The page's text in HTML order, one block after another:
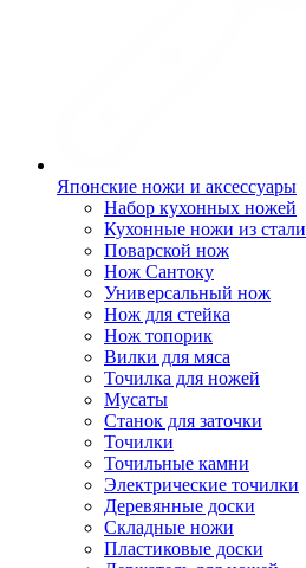
Японские ножи и аксессуары
Набор кухонных ножей
Кухонные ножи из стали
Поварской нож
Нож Сантоку
Универсальный нож
Нож для стейка
Нож топорик
Вилки для мяса
Точилка для ножей
Мусаты
Станок для заточки
Точилки
Точильные камни
Электрические точилки
Деревянные доски
Складные ножи
Пластиковые доски